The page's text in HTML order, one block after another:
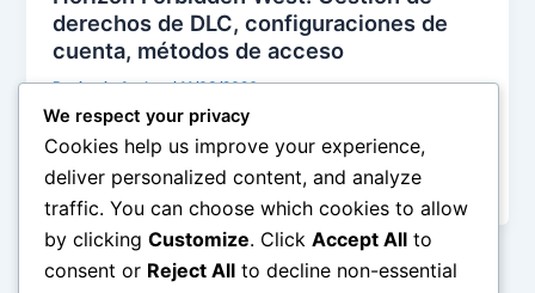
derechos de DLC, configuraciones de
cuenta, métodos de acceso
Benjamin Archer/11/03/2026
En Horizon Forbidden West, los derechos de DLC
otorgan a los jugadores acceso a contenido
adicional, mejorando su experiencia de
We respect your privacy
Cookies help us improve your experience,
deliver personalized content, and analyze
traffic. You can choose which cookies to allow
by clicking Customize. Click Accept All to
consent or Reject All to decline non-essential